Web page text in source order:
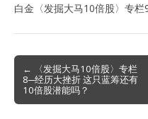
白金〈发掘大马10倍股〉专
navigation
← 〈发掘大马10倍股〉专栏
8─经历大挫折 这只蓝筹还有
10倍股潜能吗？